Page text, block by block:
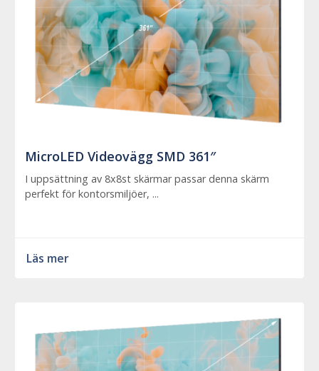
MicroLED Videovägg SMD 361″
I uppsättning av 8x8st skärmar passar denna skärm
perfekt för kontorsmiljöer, ...
Läs mer